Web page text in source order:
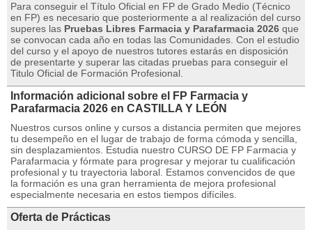
Para conseguir el Título Oficial en FP de Grado Medio (Técnico
en FP) es necesario que posteriormente a al realización del curso
superes las Pruebas Libres Farmacia y Parafarmacia 2026 que
se convocan cada año en todas las Comunidades. Con el estudio
del curso y el apoyo de nuestros tutores estarás en disposición
de presentarte y superar las citadas pruebas para conseguir el
Titulo Oficial de Formación Profesional.
Información adicional sobre el FP Farmacia y
Parafarmacia 2026 en CASTILLA Y LEÓN
Nuestros cursos online y cursos a distancia permiten que mejores
tu desempeño en el lugar de trabajo de forma cómoda y sencilla,
sin desplazamientos. Estudia nuestro CURSO DE FP Farmacia y
Parafarmacia y fórmate para progresar y mejorar tu cualificación
profesional y tu trayectoria laboral. Estamos convencidos de que
la formación es una gran herramienta de mejora profesional
especialmente necesaria en estos tiempos difíciles.
Oferta de Prácticas